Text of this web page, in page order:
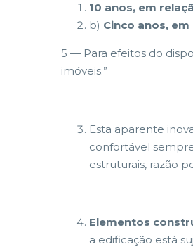
10 anos, em
b) Cinco anos,
5 — Para efeitos do
imóveis.”
Esta aparente
confortável
estruturais, razão
Elementos
a edificação está